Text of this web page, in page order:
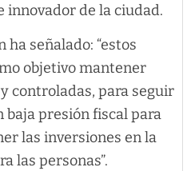
de la ciudad.
ha señalado: “estos
objetivo mantener
controladas, para seguir
baja presión fiscal para
las inversiones en la
las personas”.